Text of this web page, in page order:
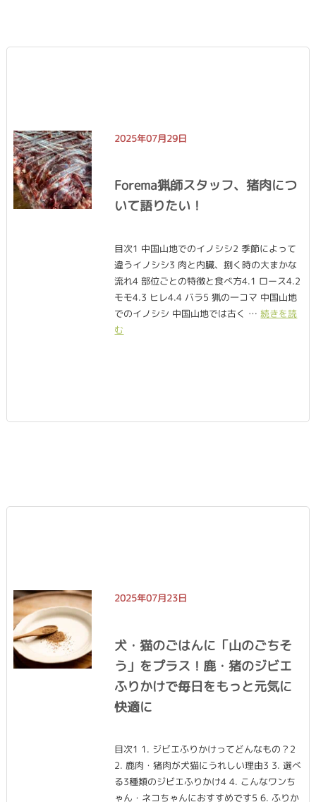
2025年07月29日
Forema猟師スタッフ、猪肉につ
いて語りたい！
目次1 中国山地でのイノシシ2 季節によって
違うイノシシ3 肉と内臓、捌く時の大まかな
流れ4 部位ごとの特徴と食べ方4.1 ロース4.2
モモ4.3 ヒレ4.4 バラ5 猟の一コマ 中国山地
でのイノシシ 中国山地では古く …続きを読
む
2025年07月23日
犬・猫のごはんに「山のごちそ
う」をプラス！鹿・猪のジビエ
ふりかけで毎日をもっと元気に
快適に
目次1 1. ジビエふりかけってどんなもの？2
2. 鹿肉・猪肉が犬猫にうれしい理由3 3. 選べ
る3種類のジビエふりかけ4 4. こんなワンち
ゃん・ネコちゃんにおすすめです5 6. ふりか